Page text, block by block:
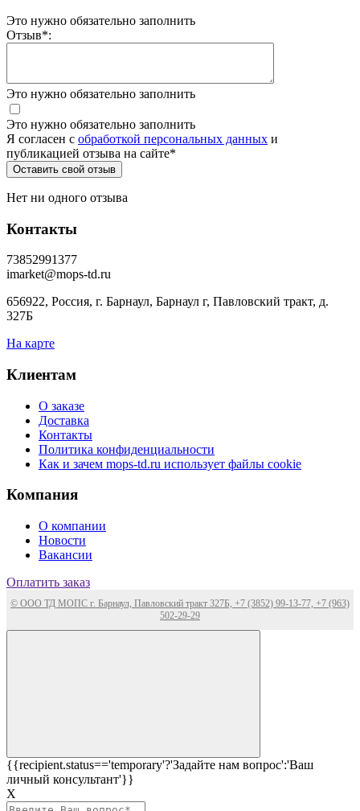
Это нужно обязательно заполнить
Отзыв*:
Это нужно обязательно заполнить
Это нужно обязательно заполнить
Я согласен c обработкой персональных данных и
публикацией отзыва на сайте*
Нет ни одного отзыва
Контакты
73852991377
imarket@mops-td.ru
656922, Россия, г. Барнаул, Барнаул г, Павловский тракт, д.
327Б
На карте
Клиентам
О заказе
Доставка
Контакты
Политика конфиденциальности
Как и зачем mops-td.ru использует файлы cookie
Компания
О компании
Новости
Вакансии
Оплатить заказ
© ООО ТД МОПС г. Барнаул, Павловский тракт 327Б, +7 (3852) 99-13-77, +7 (963)
502-29-29
{{recipient.status=='temporary'?'Задайте нам вопрос':'Ваш
личный консультант'}}
Х